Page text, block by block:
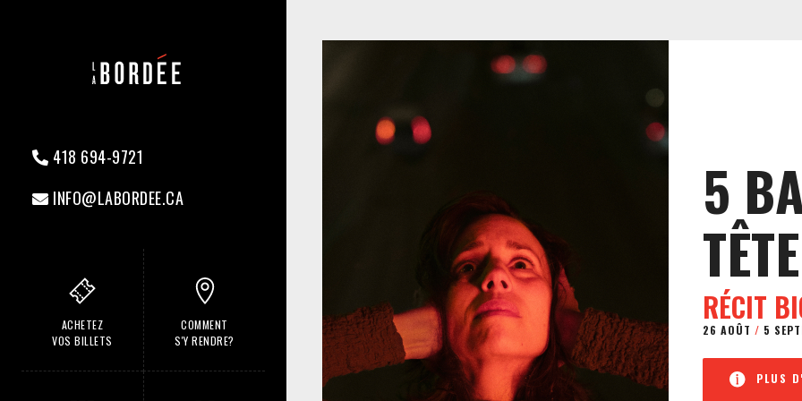
418 694-9721
INFO@LABORDEE.CA
ACHETEZ
VOS BILLETS
COMMENT
S'Y RENDRE?
5
TÊTE
RÉCIT
26 AOÛT / 5
PLUS